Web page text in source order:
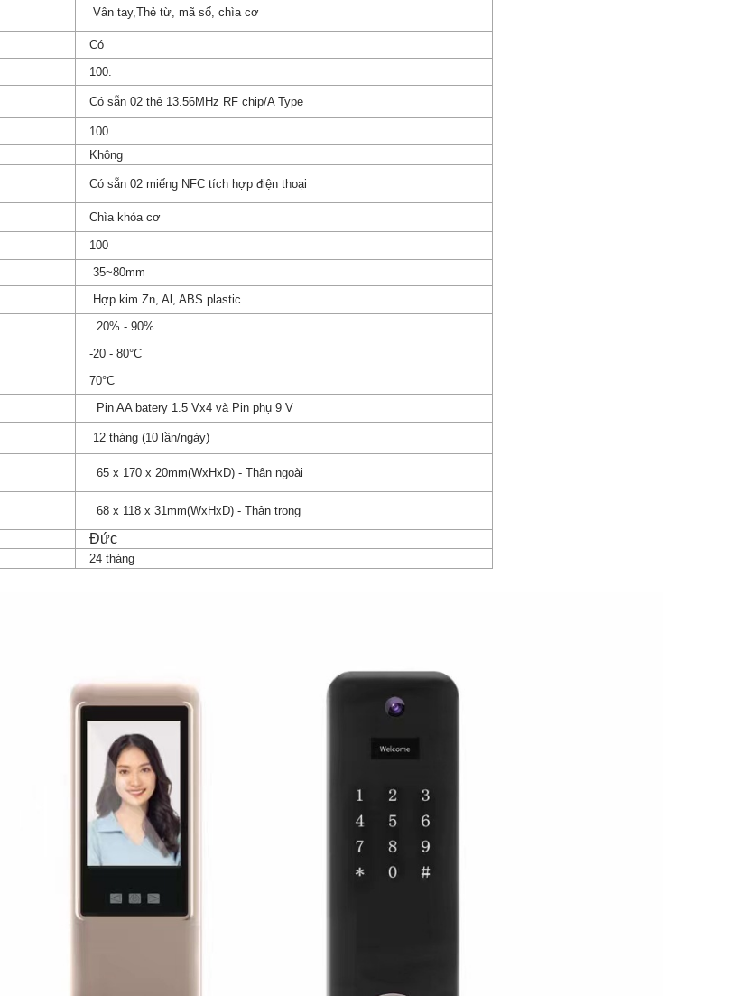
Vân tay,Thẻ từ, mã số, chìa cơ
Có
100.
Có sẵn 02 thẻ 13.56MHz RF chip/A Type
100
Không
Có sẵn 02 miếng NFC tích hợp điện thoại
Chìa khóa cơ
100
35~80mm
Hợp kim Zn, Al, ABS plastic
20% - 90%
-20 - 80°C
70°C
Pin AA batery 1.5 Vx4 và Pin phụ 9 V
12 tháng (10 lần/ngày)
65 x 170 x 20mm(WxHxD) - Thân ngoài
68 x 118 x 31mm(WxHxD) - Thân trong
Đức
24 tháng